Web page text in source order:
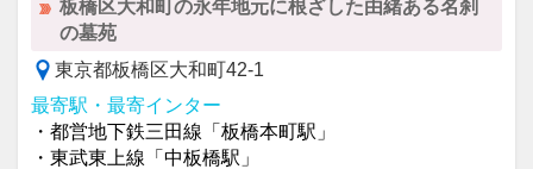
板橋区大和町の永年地元に根ざした由緒ある名刹
の墓苑
東京都板橋区大和町42-1
最寄駅・最寄インター
・都営地下鉄三田線「板橋本町駅」
・東武東上線「中板橋駅」